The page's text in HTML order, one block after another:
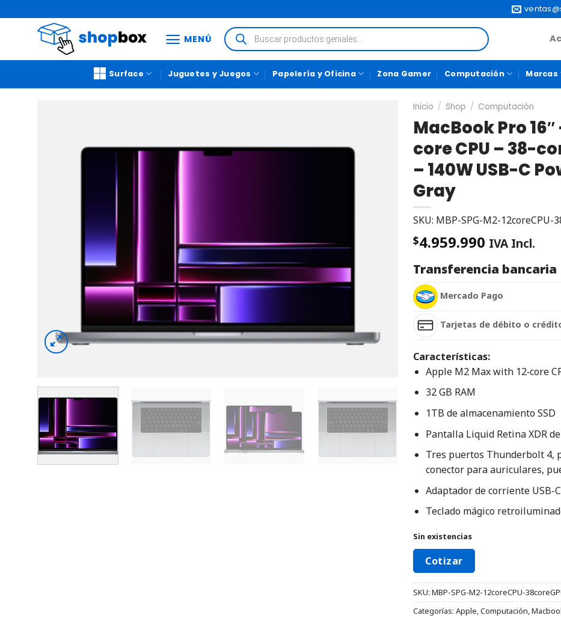
MENÚ
Surface Juguetes y Juegos Papelería y Oficina Zona Gamer Computación Marcas
Inicio / Shop / Computación
MacBook Pro
core CPU – 38-
– 140W USB-C
Gray
SKU: MBP-SPG-M2-12coreCPU-
$4.959.990 IVA Incl.
Transferencia bancaria
Mercado Pago
Tarjetas de débito o
Características:
Apple M2 Max with 12‑core
32 GB RAM
1TB de almacenamiento SSD
Pantalla Liquid Retina XDR
Tres puertos Thunderbolt 4,
conector para auriculares,
Adaptador de corriente USB-
Teclado mágico
Sin existencias
Cotizar
SKU: MBP-SPG-M2-12coreCPU-
Categorías: Apple,Computación,